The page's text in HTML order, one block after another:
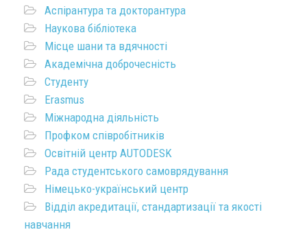
Аспірантура та докторантура
Наукова бібліотека
Місце шани та вдячності
Академічна доброчесність
Студенту
Erasmus
Міжнародна діяльність
Профком співробітників
Освітній центр AUTODESK
Рада студентського самоврядування
Німецько-український центр
Відділ акредитації, стандартизації та якості
навчання